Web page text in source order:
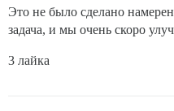
Это не было сделано
задача, и мы очень скоро
3 лайка